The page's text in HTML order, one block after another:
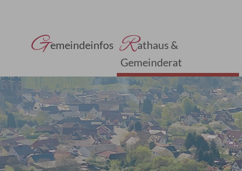
Gemeindeinfos Rathaus &
Gemeinderat